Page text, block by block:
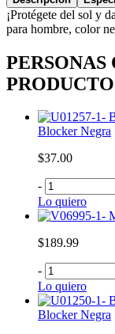
¡Protégete del sol y
para hombre, color
PERSONAS
Blocker Negra
$37.00
-
Lo quiero
$189.99
-
Lo quiero
Blocker Negra